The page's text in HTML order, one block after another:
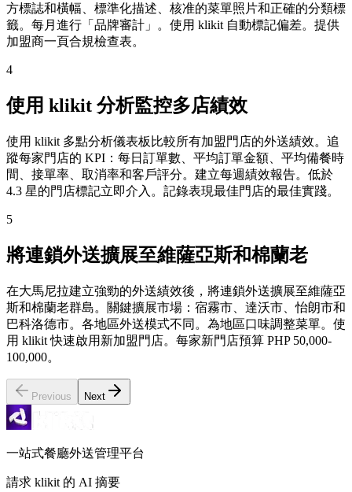
方標誌和橫幅、標準化描述、核准的菜單照片和正確的分類標
籤。每月進行「品牌審計」。使用 klikit 自動標記偏差。提供
加盟商一頁合規檢查表。
4
使用 klikit 分析監控多店績效
使用 klikit 多點分析儀表板比較所有加盟門店的外送績效。追
蹤每家門店的 KPI：每日訂單數、平均訂單金額、平均備餐時
間、接單率、取消率和客戶評分。建立每週績效報告。低於
4.3 星的門店標記立即介入。記錄表現最佳門店的最佳實踐。
5
將連鎖外送擴展至維薩亞斯和棉蘭老
在大馬尼拉建立強勁的外送績效後，將連鎖外送擴展至維薩亞
斯和棉蘭老群島。關鍵擴展市場：宿霧市、達沃市、怡朗市和
巴科洛德市。各地區外送模式不同。為地區口味調整菜單。使
用 klikit 快速啟用新加盟門店。每家新門店預算 PHP 50,000-
100,000。
Previous Next
一站式餐廳外送管理平台
請求 klikit 的 AI 摘要